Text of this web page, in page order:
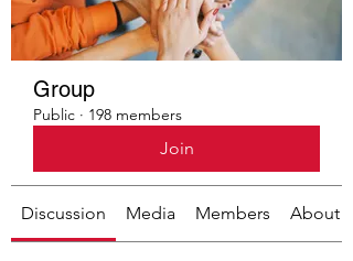
Group
Public · 198 members
Join
Discussion Media Members About